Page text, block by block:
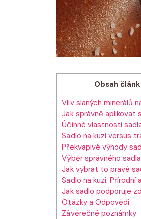
Obsah
Vliv slaných minerálů
Jak správně aplikovat
Účinné vlastnosti
Sadlo na kuzi versus
Překvapivé výhody
Výběr správného
Jak vybrat to pravé
Sadlo na kuzi: Přírodní
Jak sadlo podporuje
Otázky a Odpovědi
Závěrečné poznámky